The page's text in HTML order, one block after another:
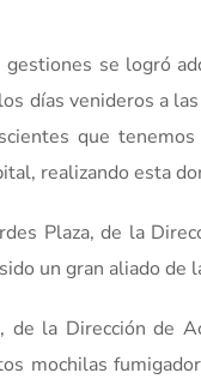
gestiones se logró
días venideros a
que
realizando esta
Plaza, de la
un gran aliado
, de la Dirección de
mochilas